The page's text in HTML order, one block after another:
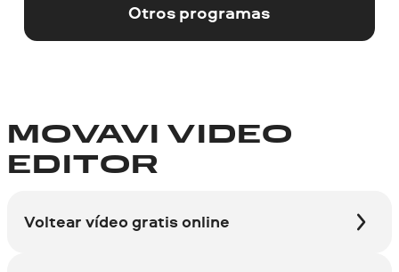
Otros programas
MOVAVI VIDEO
EDITOR
Voltear vídeo gratis online